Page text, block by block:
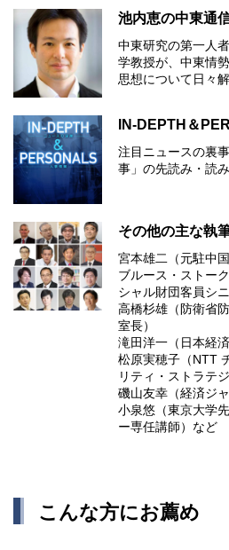
池内恵の中東通
中東研究の第⼀⼈
学教授が、中東情
思想について⽇々解
IN-DEPTH＆
注目ニュースの裏
事」の先読み・読
その他の主な執
宮本雄二（元駐中
ブルース・ストー
シャル財団客員シ
高橋杉雄（防衛省
室長）
滝田洋一（日本経
松原実穂子（NTT
リティ・ストラテジ
磯山友幸（経済ジ
小泉悠（東京大学
ー専任講師）など
こんな方にお薦め